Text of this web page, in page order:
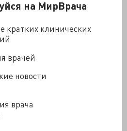
на МирВрача
кратких клинических
врачей
новости
врача
составит 52 недели, из
занятиям, 4 недели —
10 недель — каникулы. По
подготовительном факультете
студент получит
в российский вуз.
необходимо обзавестись
тысячи слов, воспринимать
скоростью 80–100 слов в
нужно уметь писать